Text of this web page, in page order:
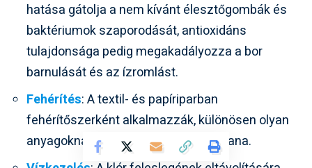
hatása gátolja a nem kívánt élesztőgombák és
baktériumok szaporodását, antioxidáns
tulajdonsága pedig megakadályozza a bor
barnulását és az ízromlást.
Fehérítés: A textil- és papíriparban
fehérítőszerként alkalmazzák, különösen olyan
anyagoknál, amelyeket a klór károsítana.